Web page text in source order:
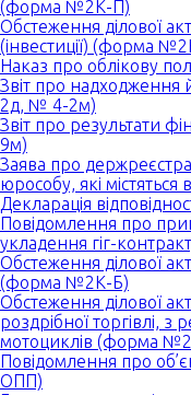
(форма №2К-П)
Обстеження ділової
(інвестиції) (форма
Наказ про облікову
Звіт про
2д, № 4-2м)
Звіт про результати
9м)
Заява про
юрособу, які
Декларація
Повідомлення про
укладення гіг-
Обстеження ділової
(форма №2К-Б)
Обстеження ділової
роздрібної торгівлі, з
мотоциклів (форма
Повідомлення про
ОПП)